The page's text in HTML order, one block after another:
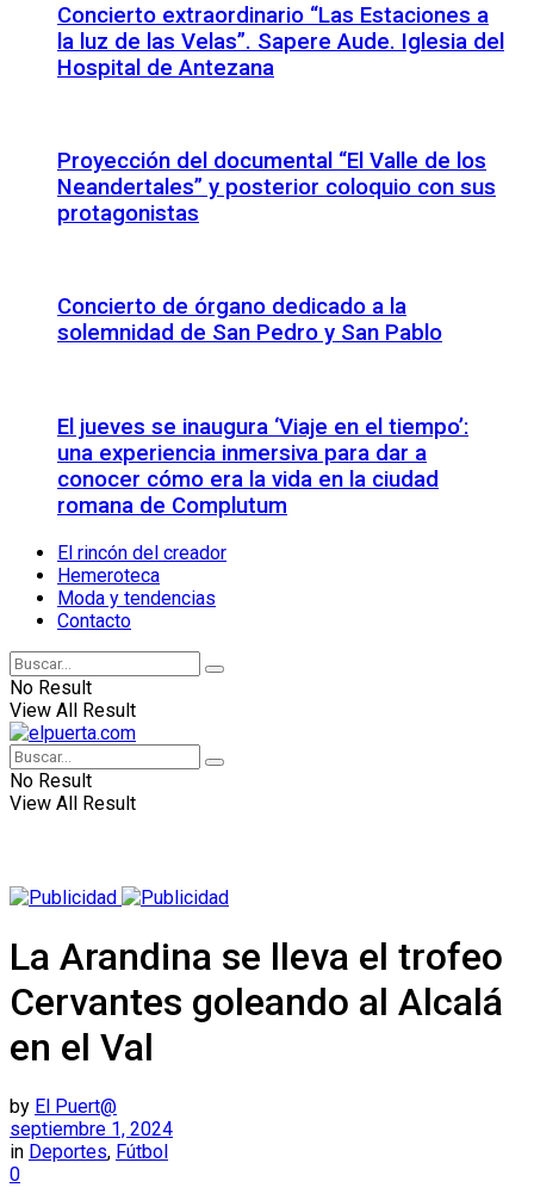
Concierto extraordinario “Las Estaciones a
la luz de las Velas”. Sapere Aude. Iglesia del
Hospital de Antezana
Proyección del documental “El Valle de los
Neandertales” y posterior coloquio con sus
protagonistas
Concierto de órgano dedicado a la
solemnidad de San Pedro y San Pablo
El jueves se inaugura ‘Viaje en el tiempo’:
una experiencia inmersiva para dar a
conocer cómo era la vida en la ciudad
romana de Complutum
El rincón del creador
Hemeroteca
Moda y tendencias
Contacto
No Result
View All Result
No Result
View All Result
La Arandina se lleva el trofeo
Cervantes goleando al Alcalá
en el Val
by El Puert@
septiembre 1, 2024
in Deportes, Fútbol
0